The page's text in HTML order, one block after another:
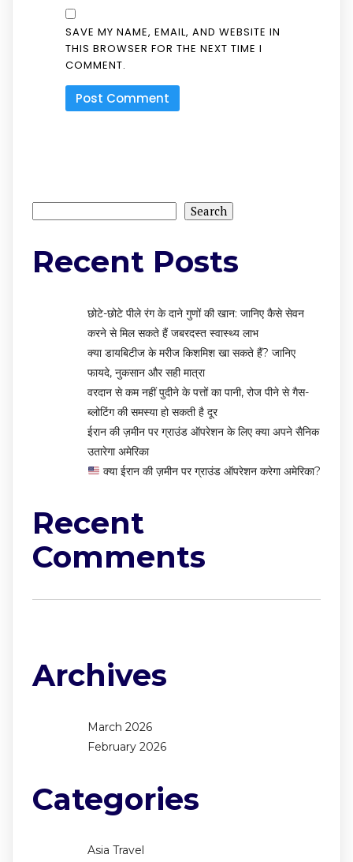
SAVE MY NAME, EMAIL, AND WEBSITE IN
THIS BROWSER FOR THE NEXT TIME I
COMMENT.
Search
Recent Posts
छोटे-छोटे पीले रंग के दाने गुणों की खान: जानिए कैसे सेवन
करने से मिल सकते हैं जबरदस्त स्वास्थ्य लाभ
क्या डायबिटीज के मरीज किशमिश खा सकते हैं? जानिए
फायदे, नुकसान और सही मात्रा
वरदान से कम नहीं पुदीने के पत्तों का पानी, रोज पीने से गैस-
ब्लोटिंग की समस्या हो सकती है दूर
ईरान की ज़मीन पर ग्राउंड ऑपरेशन के लिए क्या अपने सैनिक
उतारेगा अमेरिका
क्या ईरान की ज़मीन पर ग्राउंड ऑपरेशन करेगा अमेरिका?
Recent
Comments
Archives
March 2026
February 2026
Categories
Asia Travel